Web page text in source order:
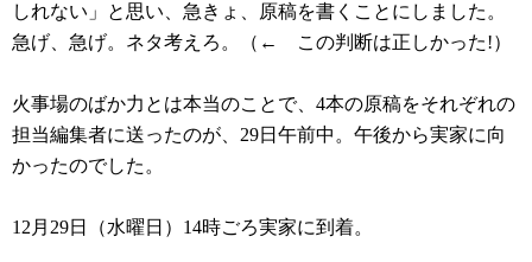
しれない」と思い、急きょ、原稿を書くことにしました。
急げ、急げ。ネタ考えろ。（← この判断は正しかった!）
火事場のばか力とは本当のことで、4本の原稿をそれぞれの
担当編集者に送ったのが、29日午前中。午後から実家に向
かったのでした。
12月29日（水曜日）14時ごろ実家に到着。